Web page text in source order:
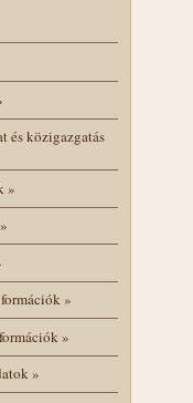
és közigazgatás
»
»
»
»